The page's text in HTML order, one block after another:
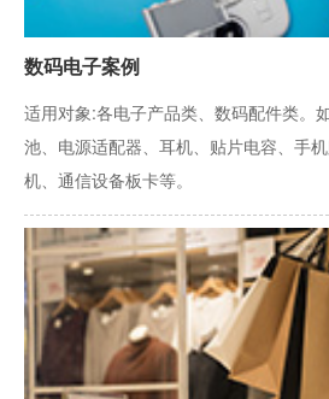
数码电子案例
适用对象:各电子产品类、数码配件类。
池、电源适配器、耳机、贴片电容、手
机、通信设备板卡等。